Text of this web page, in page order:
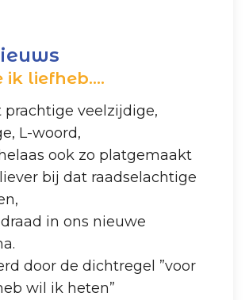
ik liefheb….
prachtige veelzijdige,
L-woord,
ook zo platgemaakt
bij dat raadselachtige
in ons nieuwe
door de dichtregel ”voor
wil ik heten”